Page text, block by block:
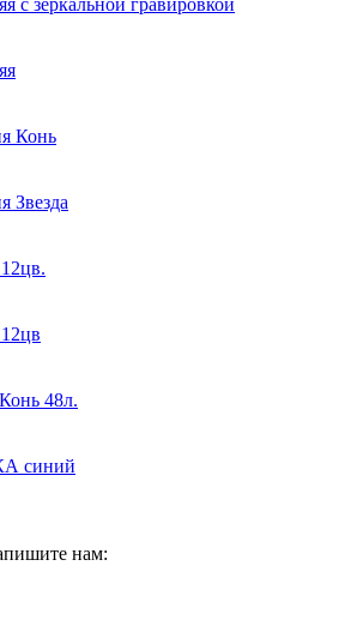
Конь
Звезда
48л.
синий
нам: